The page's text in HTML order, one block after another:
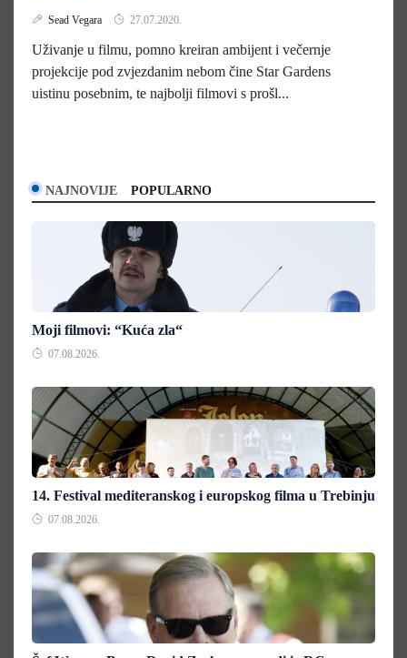
Sead Vegara 27.07.2020.
Uživanje u filmu, pomno kreiran ambijent i večernje
projekcije pod zvjezdanim nebom čine Star Gardens
uistinu posebnim, te najbolji filmovi s prošl...
NAJNOVIJE POPULARNO
Moji filmovi: “Kuća zla“
07.08.2026.
14. Festival mediteranskog i europskog filma u Trebinju
07.08.2026.